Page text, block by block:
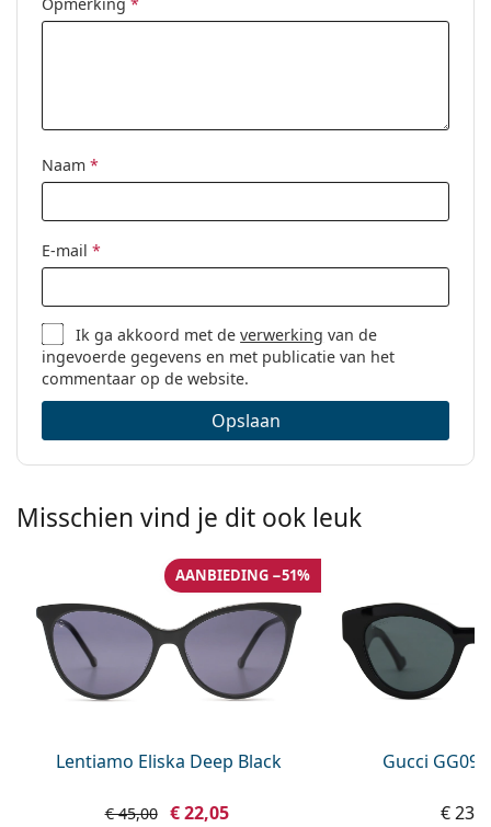
Naam *
E-mail *
Ik ga akkoord met deverwerking van de
ingevoerde gegevens en met publicatie van het
commentaar op de website.
Opslaan
Misschien vind je dit ook leuk
Lentiamo Eliska Deep Black
AANBIEDING −51%
€ 45,00 € 22,05
Gucci
€